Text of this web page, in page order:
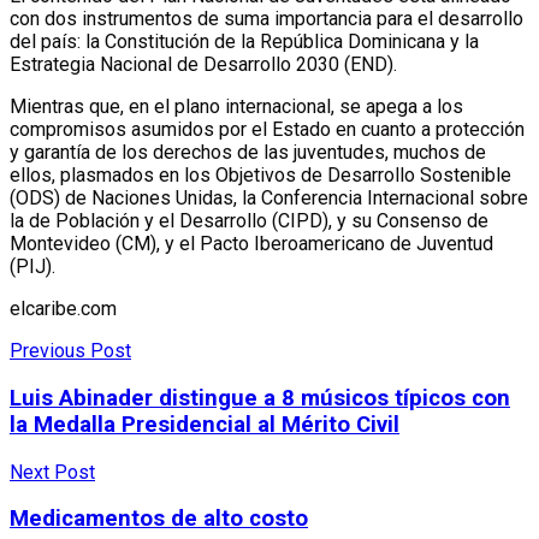
con dos instrumentos de suma importancia para el desarrollo
del país: la Constitución de la República Dominicana y la
Estrategia Nacional de Desarrollo 2030 (END).
Mientras que, en el plano internacional, se apega a los
compromisos asumidos por el Estado en cuanto a protección
y garantía de los derechos de las juventudes, muchos de
ellos, plasmados en los Objetivos de Desarrollo Sostenible
(ODS) de Naciones Unidas, la Conferencia Internacional sobre
la de Población y el Desarrollo (CIPD), y su Consenso de
Montevideo (CM), y el Pacto Iberoamericano de Juventud
(PIJ).
elcaribe.com
Previous Post
Luis Abinader distingue a 8 músicos típicos con
la Medalla Presidencial al Mérito Civil
Next Post
Medicamentos de alto costo